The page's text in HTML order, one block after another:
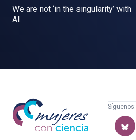
We are not ‘in the singularity’ with
AI.
Mujeres
con
ciencia
Síguenos: